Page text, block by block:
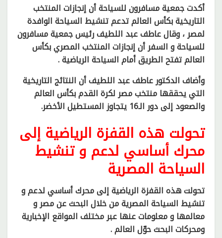
أكدت جمعية مسافرون للسياحة أن إنجازات المنتخب
التاريخية بكأس العالم تدعم تنشيط السياحة الوافدة
لمصر ، وقال عاطف عبد اللطيف رئيس جمعية مسافرون
للسياحة و السفر أن إنجازات المنتخب المصري بكأس
العالم تفتح الطريق أمام السياحة الرياضية .
وأضاف الدكتور عاطف عبد اللطيف أن النتائج التاريخية
التي يحققها منتخب مصر لكرة القدم بكأس العالم
والصعود إلى دور الـ16 يتجاوز المستطيل الأخضر.
تحولت هذه القفزة الرياضية إلى
محرك أساسي لدعم و تنشيط
السياحة المصرية
تحولت هذه القفزة الرياضية إلى محرك أساسي لدعم و
تنشيط السياحة المصرية من خلال البحث عن مصر و
معالمها و معلومات عنها عبر مختلف المواقع الإخبارية
ومحركات البحث حوّل العالم .